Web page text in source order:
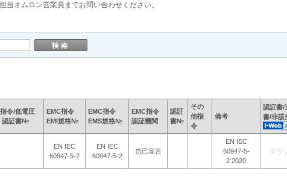
オムロン営業員までお問い合わせください。
令/低電圧
認証書№
EMC指令
EMI規格№
EMC指令
EMS規格№
EMC指令
認証機関
認証
書№
その
他指
令
備考
認証書/
書/非該
EN IEC
60947-5-2
EN IEC
60947-5-2
自己宣言
EN IEC
60947-5-
2:2020
ダウ